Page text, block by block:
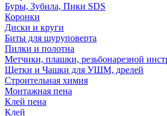
Буры, Зубила, Пики SDS
Коронки
Диски и круги
Биты для шуруповерта
Пилки и полотна
Метчики, плашки, резьбонарезной
Щетки и Чашки для УШМ, дрелей
Строительная химия
Монтажная пена
Клей пена
Клей